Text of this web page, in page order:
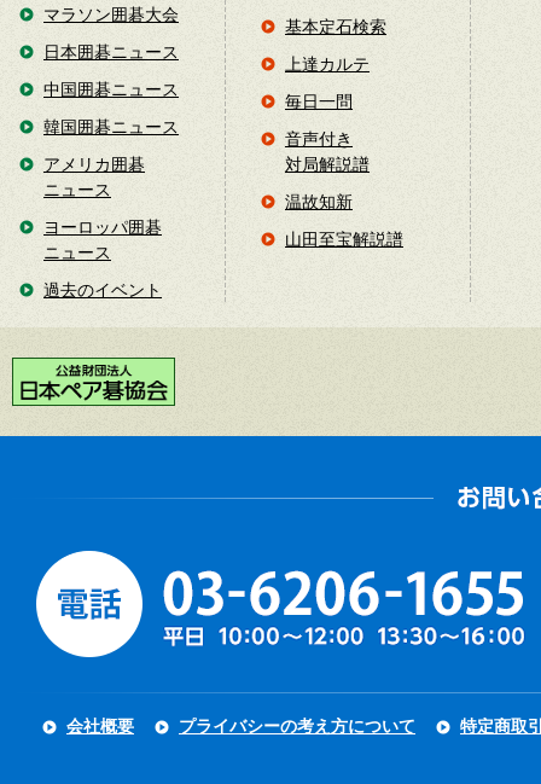
マラソン囲碁大会
日本囲碁ニュース
中国囲碁ニュース
韓国囲碁ニュース
アメリカ囲碁
ニュース
ヨーロッパ囲碁
ニュース
過去のイベント
基本定石検索
上達カルテ
毎日一問
音声付き
対局解説譜
温故知新
山田至宝解説譜
会社概要 プライバシーの考え方について 特定商取